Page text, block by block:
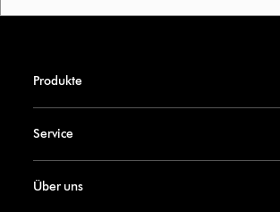
Produkte
Service
Über uns